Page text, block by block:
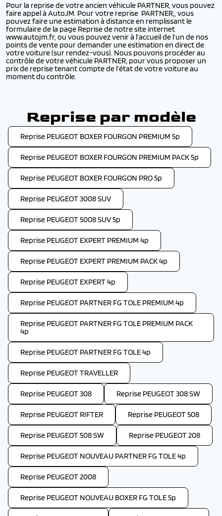
Pour la reprise de votre ancien véhicule PARTNER, vous pouvez
faire appel à AutoJM. Pour votre reprise PARTNER,, vous
pouvez faire une estimation à distance en remplissant le
formulaire de la page Reprise de notre site internet
www.autojm.fr, ou vous pouvez venir à l’accueil de l’un de nos
points de vente pour demander une estimation en direct de
votre voiture (sur rendez-vous). Nous pouvons procéder au
contrôle de votre véhicule PARTNER, pour vous proposer un
prix de reprise tenant compte de l’état de votre voiture au
moment du contrôle.
Reprise par modèle
Reprise PEUGEOT BOXER FOURGON PREMIUM 5p
Reprise PEUGEOT BOXER FOURGON PREMIUM PACK 5p
Reprise PEUGEOT BOXER FOURGON PRO 5p
Reprise PEUGEOT 3008 SUV
Reprise PEUGEOT 5008 SUV 5p
Reprise PEUGEOT EXPERT PREMIUM 4p
Reprise PEUGEOT EXPERT PREMIUM PACK 4p
Reprise PEUGEOT EXPERT 4p
Reprise PEUGEOT PARTNER FG TOLE PREMIUM 4p
Reprise PEUGEOT PARTNER FG TOLE PREMIUM PACK
4p
Reprise PEUGEOT PARTNER FG TOLE 4p
Reprise PEUGEOT TRAVELLER
Reprise PEUGEOT 308 Reprise PEUGEOT 308 SW
Reprise PEUGEOT RIFTER Reprise PEUGEOT 508
Reprise PEUGEOT 508 SW Reprise PEUGEOT 208
Reprise PEUGEOT NOUVEAU PARTNER FG TOLE 4p
Reprise PEUGEOT 2008
Reprise PEUGEOT NOUVEAU BOXER FG TOLE 5p